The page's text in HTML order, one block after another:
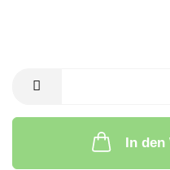
In den